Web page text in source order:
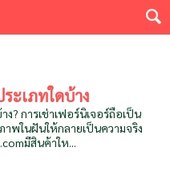
ะเภทใดบ้าง
? การเช่าเฟอร์นิเจอร์ถือเป็น
พในฝันให้กลายเป็นความจริง
มีสินค้าให...